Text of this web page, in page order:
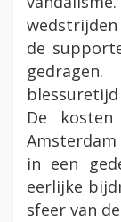
de
De
in een
eerlijke
sfeer van